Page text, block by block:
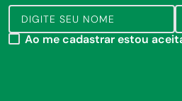
Ao me cadastrar estou